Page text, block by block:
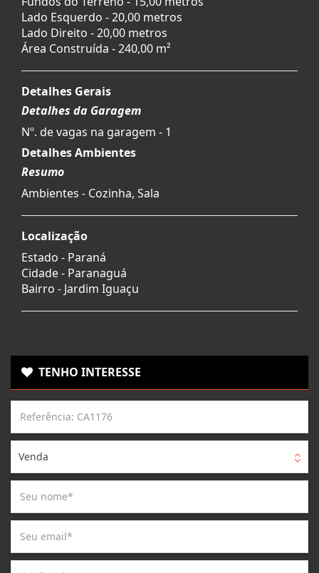
Lado Esquerdo - 20,00 metros
Lado Direito - 20,00 metros
Área Construída - 240,00 m²
Detalhes Gerais
Detalhes da Garagem
Nº. de vagas na garagem - 1
Detalhes Ambientes
Resumo
Ambientes - Cozinha, Sala
Localização
Estado - Paraná
Cidade - Paranaguá
Bairro - Jardim Iguaçu
TENHO INTERESSE
Venda